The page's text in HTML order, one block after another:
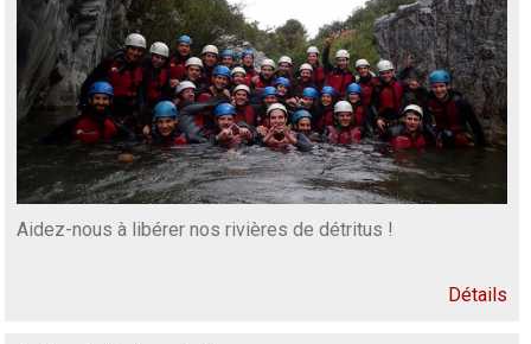
Aidez-nous à libérer nos rivières de détritus !
Détails